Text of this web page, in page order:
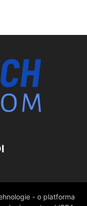
- o platforma